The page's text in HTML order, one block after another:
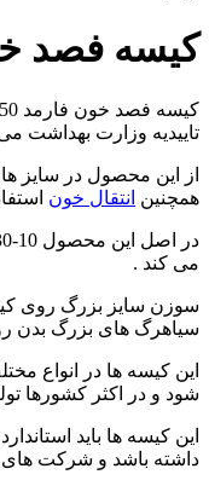
کیسه فصد
تاییدیه وزارت بهداشت
از این محصول در سایز
همچنین انتقال خون
می کند .
سوزن سایز بزرگ روی
سیاهرگ های بزرگ بدن
این کیسه ها در انواع
شود و در اکثر کشورها
این کیسه ها باید
داشته باشد و شرکت های